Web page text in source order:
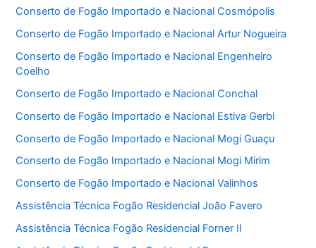
Conserto de Fogão Importado e Nacional Cosmópolis
Conserto de Fogão Importado e Nacional Artur Nogueira
Conserto de Fogão Importado e Nacional Engenheiro
Coelho
Conserto de Fogão Importado e Nacional Conchal
Conserto de Fogão Importado e Nacional Estiva Gerbi
Conserto de Fogão Importado e Nacional Mogi Guaçu
Conserto de Fogão Importado e Nacional Mogi Mirim
Conserto de Fogão Importado e Nacional Valinhos
Assistência Técnica Fogão Residencial João Favero
Assistência Técnica Fogão Residencial Forner II